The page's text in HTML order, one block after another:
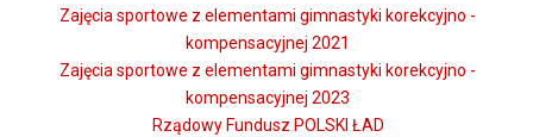
Zajęcia sportowe z elementami gimnastyki korekcyjno -
kompensacyjnej 2021
Zajęcia sportowe z elementami gimnastyki korekcyjno -
kompensacyjnej 2023
Rządowy Fundusz POLSKI ŁAD